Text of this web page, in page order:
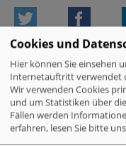
WEITERE
Cookies und
Hier können Sie einsehen
Internetauftritt verwendet
Wir verwenden Cookies
und um Statistiken über
Fällen werden
erfahren, lesen Sie bitte